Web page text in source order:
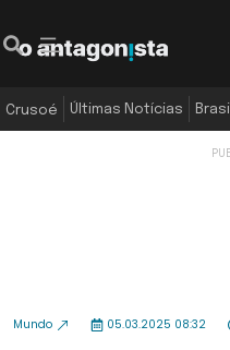
Crusoé Últimas Notícias Brasil
Mundo 05.03.2025 08:32